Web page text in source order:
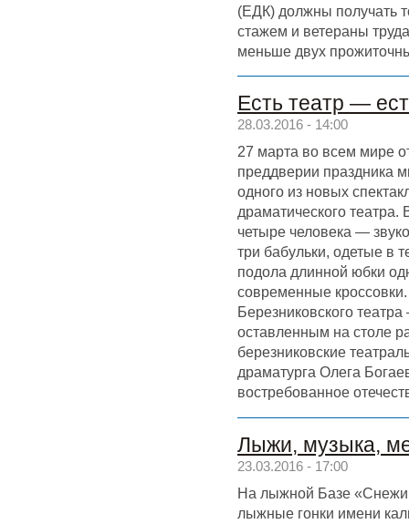
(ЕДК) должны получать
стажем и ветераны
меньше двух
Есть театр —
28.03.2016 - 14:00
27 марта во всем мире
преддверии праздника
одного из новых
драматического
четыре человека —
три бабульки, одетые в
подола длинной юбки
современные
Березниковского
оставленным на столе
березниковские
драматурга Олега
востребованное
Лыжи, музыка,
23.03.2016 - 17:00
На лыжной Базе
лыжные гонки имени